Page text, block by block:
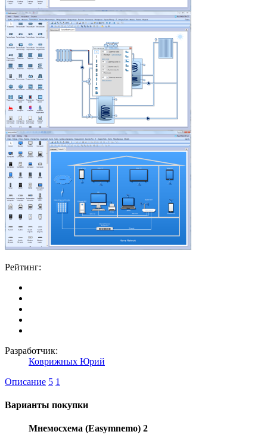
Рейтинг:
Разработчик:
Коврижных Юрий
Описание 5 1
Варианты покупки
Мнемосхема (Easymnemo) 2